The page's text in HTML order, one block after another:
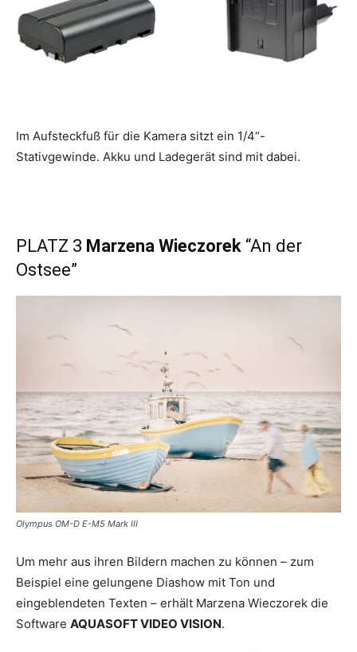
Im Aufsteckfuß für die Kamera sitzt ein 1/4“-
Stativgewinde. Akku und Ladegerät sind mit dabei.
PLATZ 3 Marzena Wieczorek “An der
Ostsee”
Olympus OM-D E-M5 Mark III
Um mehr aus ihren Bildern machen zu können – zum
Beispiel eine gelungene Diashow mit Ton und
eingeblendeten Texten – erhält Marzena Wieczorek die
Software AQUASOFT VIDEO VISION.